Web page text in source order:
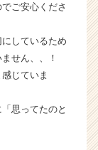
ご安心くださ
しているため
せん、、！
じていま
思ってたのと